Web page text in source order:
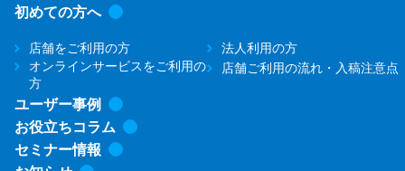
初めての方へ
店舗をご利用の方
法人利用の方
オンラインサービスをご利用の
方
店舗ご利用の流れ・入稿注意点
ユーザー事例
お役立ちコラム
セミナー情報